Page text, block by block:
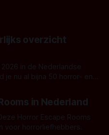
overzicht
in de Nederlandse
je nu al bijna 50 horror- en
in Nederland
Horror Escape Rooms
voor horrorliefhebbers.